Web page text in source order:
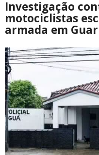
Investigação
motociclistas
armada em